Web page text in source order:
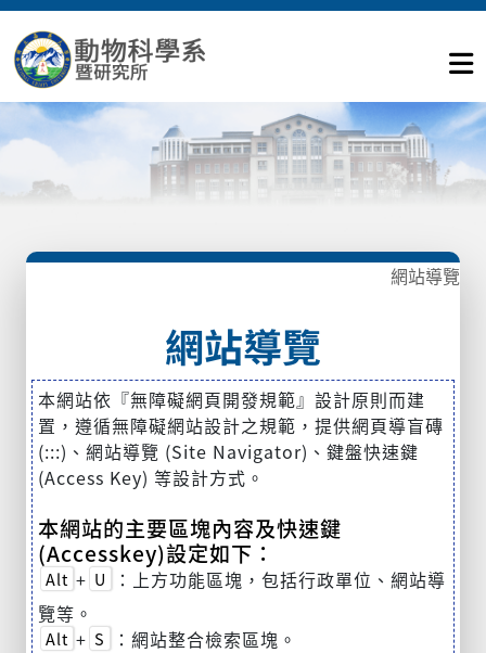
網站導覽
網站導覽
本網站依『無障礙網頁開發規範』設計原則而建
置，遵循無障礙網站設計之規範，提供網頁導盲磚
(:::)、網站導覽 (Site Navigator)、鍵盤快速鍵
(Access Key) 等設計方式。
本網站的主要區塊內容及快速鍵
(Accesskey)設定如下：
Alt + U
：上方功能區塊，包括行政單位、網站導
覽等。
Alt + S ：網站整合檢索區塊。